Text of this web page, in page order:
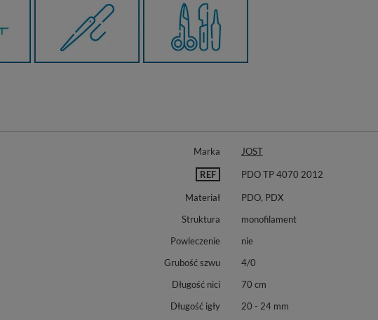
Marka JOST
REF PDO TP 4070 2012
Materiał
PDO, PDX
Struktura
monofilament
Powleczenie
nie
Grubość szwu
4/0
Długość nici
70 cm
Długość igły
20 - 24 mm